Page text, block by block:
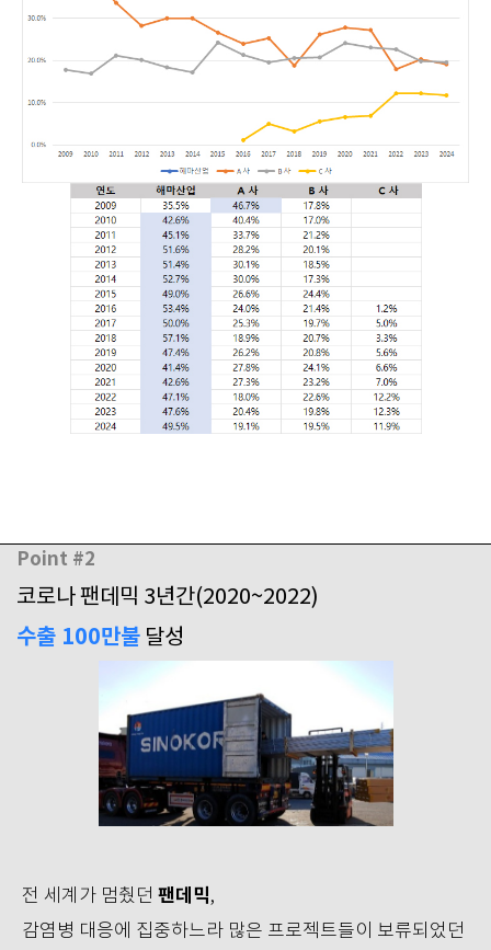
Point #2
코로나 팬데믹 3년간(2020~2022)
수출 100만불 달성
전 세계가 멈췄던 팬데믹,
감염병 대응에 집중하느라 많은 프로젝트들이 보류되었던